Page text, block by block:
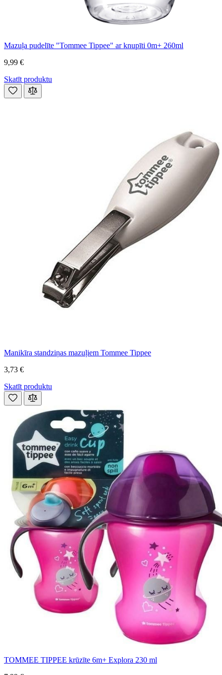
Mazuļa pudelīte "Tommee Tippee" ar knupīti 0m+ 260ml
9,99 €
Skatīt produktu
Manikīra standziņas mazuļiem Tommee Tippee
3,73 €
Skatīt produktu
TOMMEE TIPPEE krūzīte 6m+ Explora 230 ml